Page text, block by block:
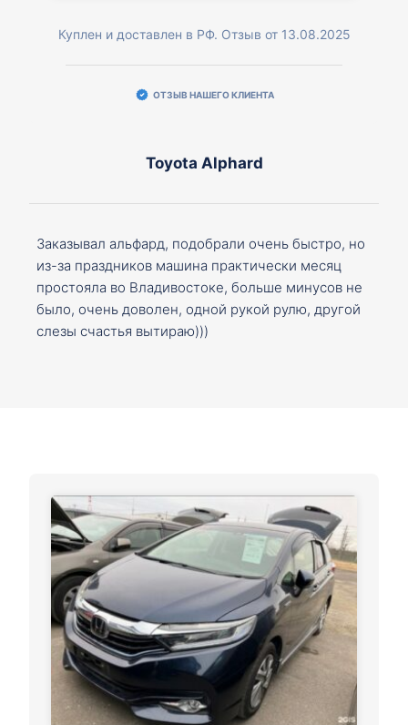
Куплен и доставлен в РФ. Отзыв от 13.08.2025
ОТЗЫВ НАШЕГО КЛИЕНТА
Toyota Alphard
Заказывал альфард, подобрали очень быстро, но
из-за праздников машина практически месяц
простояла во Владивостоке, больше минусов не
было, очень доволен, одной рукой рулю, другой
слезы счастья вытираю)))